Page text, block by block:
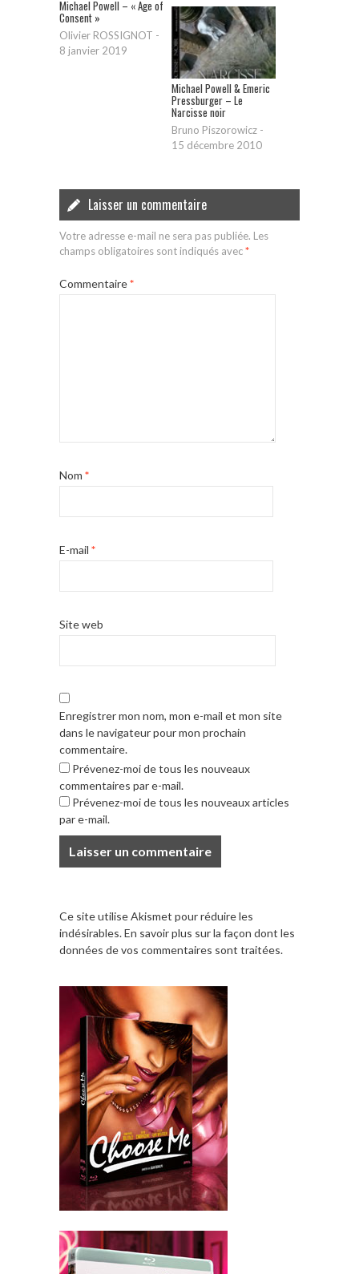
Michael Powell – « Age of
Consent »
Olivier ROSSIGNOT -
8 janvier 2019
Michael Powell & Emeric
Pressburger – Le
Narcisse noir
Bruno Piszorowicz -
15 décembre 2010
Laisser un commentaire
Votre adresse e-mail ne sera pas publiée. Les
champs obligatoires sont indiqués avec*
Commentaire*
Nom *
E-mail *
Site web
Enregistrer mon nom, mon e-mail et mon site
dans le navigateur pour mon prochain
commentaire.
Prévenez-moi de tous les nouveaux
commentaires par e-mail.
Prévenez-moi de tous les nouveaux articles
par e-mail.
Ce site utilise Akismet pour réduire les
indésirables.En savoir plus sur la façon dont les
données de vos commentaires sont traitées.